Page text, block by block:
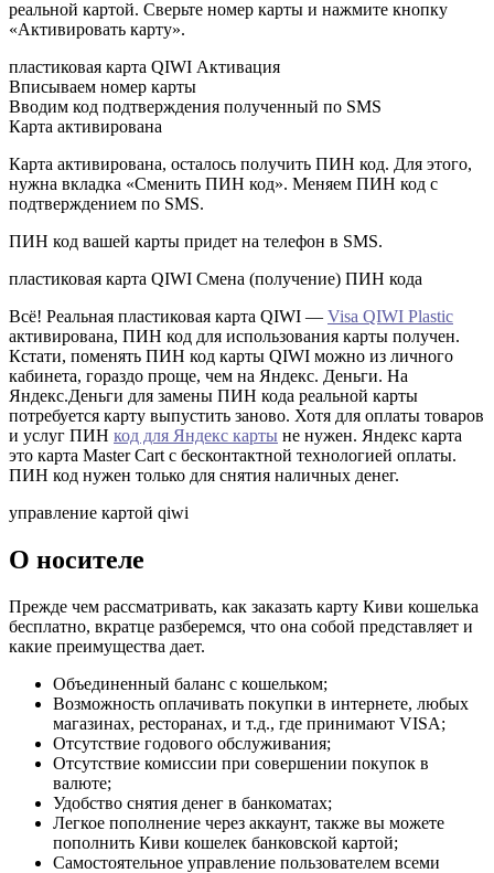
реальной картой. Сверьте номер карты и нажмите кнопку
«Активировать карту».
пластиковая карта QIWI Активация
Вписываем номер карты
Вводим код подтверждения полученный по SMS
Карта активирована
Карта активирована, осталось получить ПИН код. Для этого,
нужна вкладка «Сменить ПИН код». Меняем ПИН код с
подтверждением по SMS.
ПИН код вашей карты придет на телефон в SMS.
пластиковая карта QIWI Смена (получение) ПИН кода
Всё! Реальная пластиковая карта QIWI — Visa QIWI Plastic
активирована, ПИН код для использования карты получен.
Кстати, поменять ПИН код карты QIWI можно из личного
кабинета, гораздо проще, чем на Яндекс. Деньги. На
Яндекс.Деньги для замены ПИН кода реальной карты
потребуется карту выпустить заново. Хотя для оплаты товаров
и услуг ПИН код для Яндекс карты не нужен. Яндекс карта
это карта Master Cart с бесконтактной технологией оплаты.
ПИН код нужен только для снятия наличных денег.
управление картой qiwi
О носителе
Прежде чем рассматривать, как заказать карту Киви кошелька
бесплатно, вкратце разберемся, что она собой представляет и
какие преимущества дает.
Объединенный баланс с кошельком;
Возможность оплачивать покупки в интернете, любых
магазинах, ресторанах, и т.д., где принимают VISA;
Отсутствие годового обслуживания;
Отсутствие комиссии при совершении покупок в
валюте;
Удобство снятия денег в банкоматах;
Легкое пополнение через аккаунт, также вы можете
пополнить Киви кошелек банковской картой;
Самостоятельное управление пользователем всеми